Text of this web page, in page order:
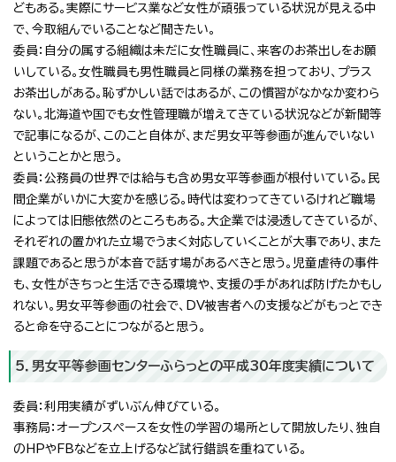
どもある。実際にサービス業など女性が頑張っている状況が見える中
で、今取組んでいることなど聞きたい。
委員：自分の属する組織は未だに女性職員に、来客のお茶出しをお願
いしている。女性職員も男性職員と同様の業務を担っており、プラス
お茶出しがある。恥ずかしい話ではあるが、この慣習がなかなか変わら
ない。北海道や国でも女性管理職が増えてきている状況などが新聞等
で記事になるが、このこと自体が、まだ男女平等参画が進んでいない
ということかと思う。
委員：公務員の世界では給与も含め男女平等参画が根付いている。民
間企業がいかに大変かを感じる。時代は変わってきているけれど職場
によっては旧態依然のところもある。大企業では浸透してきているが、
それぞれの置かれた立場でうまく対応していくことが大事であり、また
課題であると思うが本音で話す場があるべきと思う。児童虐待の事件
も、女性がきちっと生活できる環境や、支援の手があれば防げたかもし
れない。男女平等参画の社会で、DV被害者への支援などがもっとでき
ると命を守ることにつながると思う。
5．男女平等参画センターふらっとの平成30年度実績について
委員：利用実績がずいぶん伸びている。
事務局：オープンスペースを女性の学習の場所として開放したり、独自
のHPやFBなどを立上げるなど試行錯誤を重ねている。